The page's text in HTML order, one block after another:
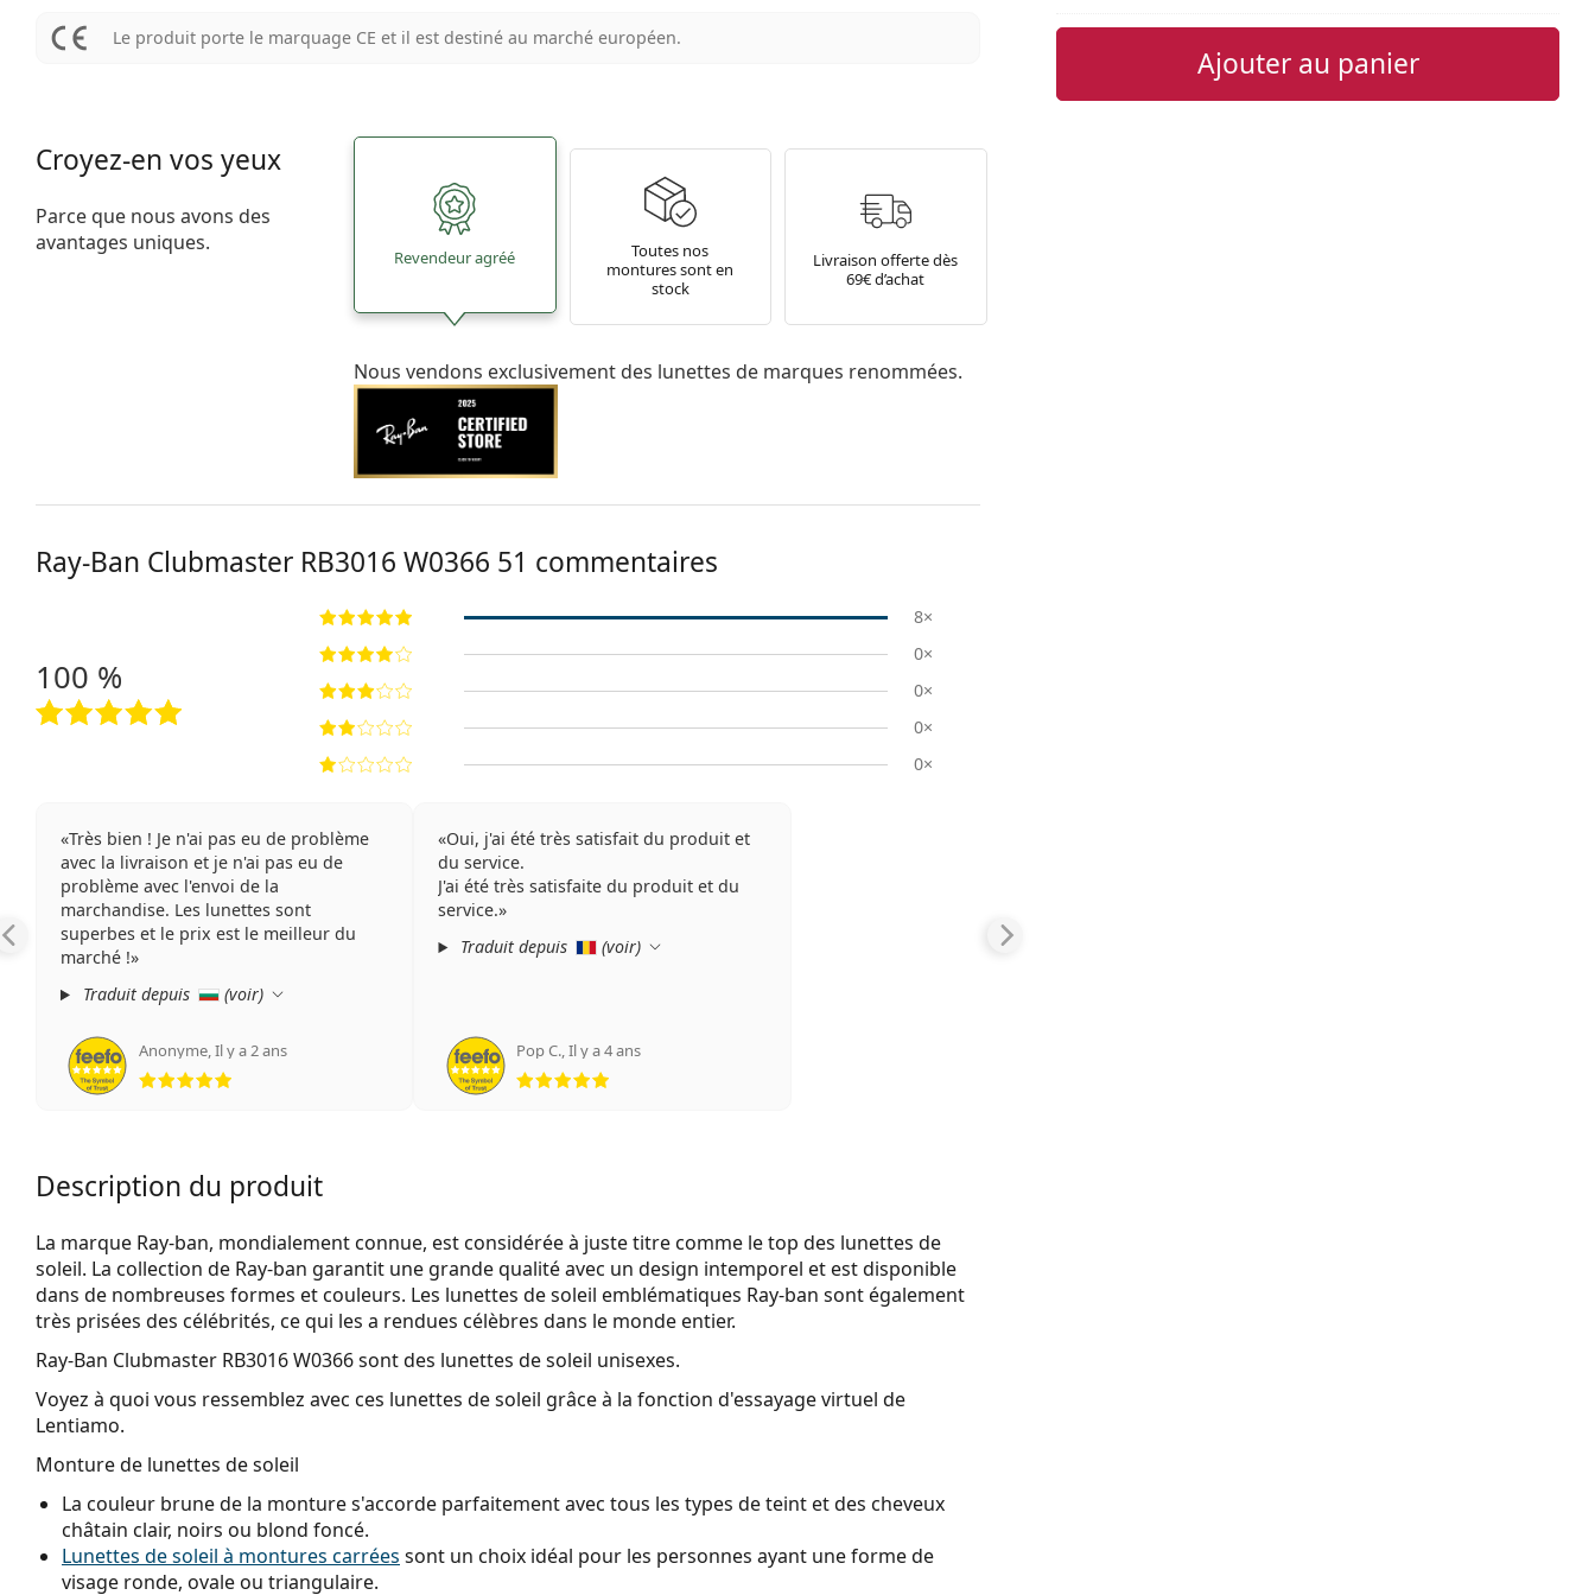
Le produit porte le marquage CE et il est destiné au marché européen.
Ajouter au panier
Croyez-en vos yeux
Parce que nous avons des
avantages uniques.
Revendeur agréé
Toutes nos
montures sont en
stock
Livraison offerte dès
69€ d’achat
Nous vendons exclusivement des lunettes de marques renommées.
Ray-Ban Clubmaster RB3016 W0366 51 commentaires
100 %
8×
0×
0×
0×
0×
Très bien ! Je n'ai pas eu de problème
avec la livraison et je n'ai pas eu de
problème avec l'envoi de la
marchandise. Les lunettes sont
superbes et le prix est le meilleur du
marché !
Traduit depuis
(voir)
Anonyme,Il y a 2 ans
évaluation 5 sur 5
Oui, j'ai été très satisfait du produit et
du service.
J'ai été très satisfaite du produit et du
service.
Traduit depuis
(voir)
Pop C.,Il y a 4 ans
Description du produit
La marque Ray-ban, mondialement connue, est considérée à juste titre comme le top des lunettes de
soleil. La collection de Ray-ban garantit une grande qualité avec un design intemporel et est disponible
dans de nombreuses formes et couleurs. Les lunettes de soleil emblématiques Ray-ban sont également
très prisées des célébrités, ce qui les a rendues célèbres dans le monde entier.
Ray-Ban Clubmaster RB3016 W0366sont des lunettes de soleil unisexes.
Voyez à quoi vous ressemblez avec ces lunettes de soleil grâce à la fonction d'essayage virtuel de
Lentiamo.
Monture de lunettes de soleil
La couleur brune de la monture s'accorde parfaitement avec tous les types de teint et des cheveux
châtain clair, noirs ou blond foncé.
Lunettes de soleil à montures carrées sont un choix idéal pour les personnes ayant une forme de
visage ronde, ovale ou triangulaire.